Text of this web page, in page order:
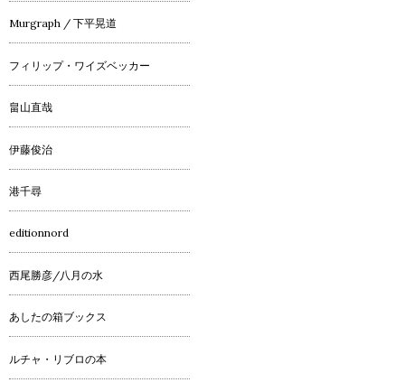
Murgraph / 下平晃道
フィリップ・ワイズベッカー
畠山直哉
伊藤俊治
港千尋
editionnord
西尾勝彦/八月の水
あしたの箱ブックス
ルチャ・リブロの本